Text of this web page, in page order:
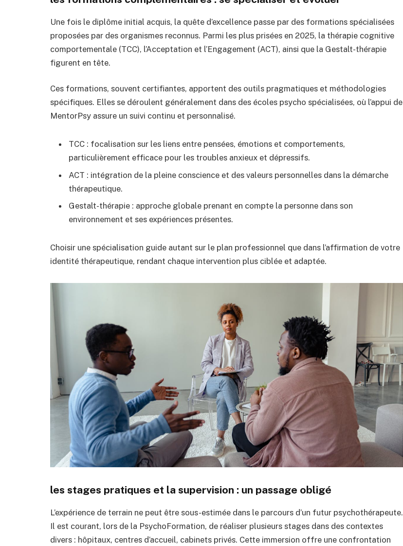
Une fois le diplôme initial acquis, la quête d’excellence passe par des formations spécialisées
proposées par des organismes reconnus. Parmi les plus prisées en 2025, la thérapie cognitive
comportementale (TCC), l’Acceptation et l’Engagement (ACT), ainsi que la Gestalt-thérapie
figurent en tête.
Ces formations, souvent certifiantes, apportent des outils pragmatiques et méthodologies
spécifiques. Elles se déroulent généralement dans des écoles psycho spécialisées, où l’appui de
MentorPsy assure un suivi continu et personnalisé.
TCC : focalisation sur les liens entre pensées, émotions et comportements,
particulièrement efficace pour les troubles anxieux et dépressifs.
ACT : intégration de la pleine conscience et des valeurs personnelles dans la démarche
thérapeutique.
Gestalt-thérapie : approche globale prenant en compte la personne dans son
environnement et ses expériences présentes.
Choisir une spécialisation guide autant sur le plan professionnel que dans l’affirmation de votre
identité thérapeutique, rendant chaque intervention plus ciblée et adaptée.
les stages pratiques et la supervision : un passage obligé
L’expérience de terrain ne peut être sous-estimée dans le parcours d’un futur psychothérapeute.
Il est courant, lors de la PsychoFormation, de réaliser plusieurs stages dans des contextes
divers : hôpitaux, centres d’accueil, cabinets privés. Cette immersion offre une confrontation